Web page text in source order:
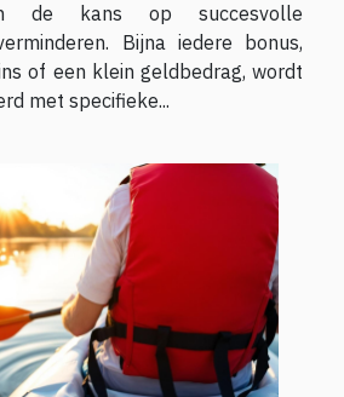
de kans op succesvolle
Bijna iedere bonus,
of een klein geldbedrag, wordt
met specifieke...